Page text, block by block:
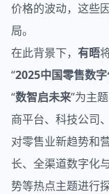
价格的波动，这些
局。
在此背景下， 有晤
“2025中国零售数
“数智启未来”为主
商平台、科技公司
对零售业新趋势和
长、全渠道数字化
势等热点主题进行